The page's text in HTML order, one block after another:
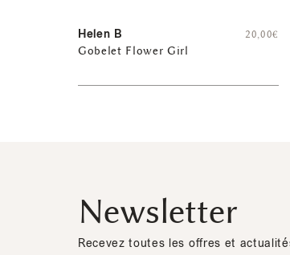
Helen B
Gobelet Flower Girl
20,00€
Newsletter
Recevez toutes les offres et